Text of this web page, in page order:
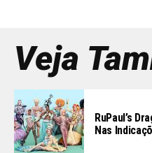
Veja
RuPaul’s
Nas